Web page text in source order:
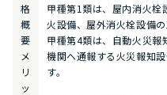
格
概
要
メ
リ
ッ
甲種第1類は、屋内消火栓
火設備、屋外消火栓設備
甲種第4類は、自動火災報
機関へ通報する火災報知
す。